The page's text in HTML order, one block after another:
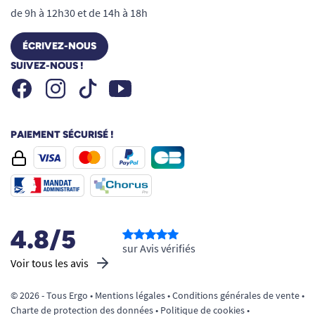
de 9h à 12h30 et de 14h à 18h
ÉCRIVEZ-NOUS
SUIVEZ-NOUS !
FacebookInstagramTiktok Youtube
PAIEMENT SÉCURISÉ !
4.8/5
Voir tous les avis
sur Avis vérifiés
© 2026 - Tous Ergo • Mentions légales•Conditions générales de vente•
Charte de protection des données• Politique de cookies•